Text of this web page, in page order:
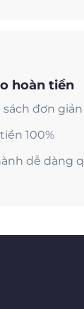
hoàn tiền
sách đơn giản
100%
dễ dàng